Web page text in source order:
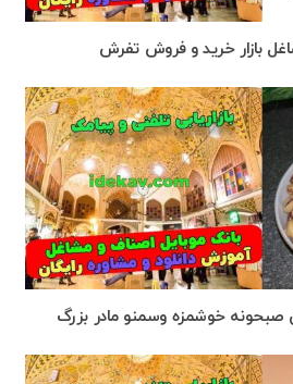
بازار خرید و فروش تفرش
صبحونه خوشمزه وسمنو مادر بزرگ